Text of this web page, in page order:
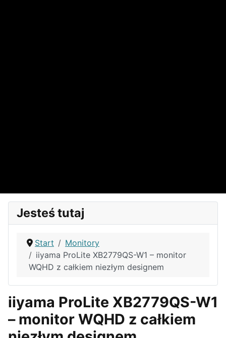
Jesteś tutaj
Start
Monitory
iiyama ProLite XB2779QS-W1 – monitor
WQHD z całkiem niezłym designem
iiyama ProLite XB2779QS-W1
– monitor WQHD z całkiem